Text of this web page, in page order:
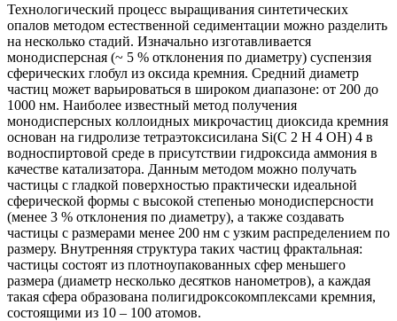
Технологический процесс выращивания синтетических
опалов методом естественной седиментации можно разделить
на несколько стадий. Изначально изготавливается
монодисперсная (~ 5 % отклонения по диаметру) суспензия
сферических глобул из оксида кремния. Средний диаметр
частиц может варьироваться в широком диапазоне: от 200 до
1000 нм. Наиболее известный метод получения
монодисперсных коллоидных микрочастиц диоксида кремния
основан на гидролизе тетраэтоксисилана Si(C 2 H 4 OH) 4 в
водноспиртовой среде в присутствии гидроксида аммония в
качестве катализатора. Данным методом можно получать
частицы с гладкой поверхностью практически идеальной
сферической формы с высокой степенью монодисперсности
(менее 3 % отклонения по диаметру), а также создавать
частицы с размерами менее 200 нм с узким распределением по
размеру. Внутренняя структура таких частиц фрактальная:
частицы состоят из плотноупакованных сфер меньшего
размера (диаметр несколько десятков нанометров), а каждая
такая сфера образована полигидроксокомплексами кремния,
состоящими из 10 – 100 атомов.